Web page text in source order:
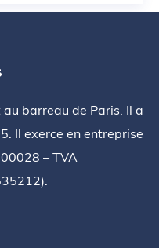
barreau de Paris. Il a
Il exerce en entreprise
– TVA